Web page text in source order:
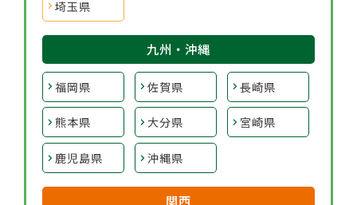
埼玉県
九州・沖縄
福岡県 佐賀県 長崎県
熊本県 大分県 宮崎県
鹿児島県 沖縄県
関西